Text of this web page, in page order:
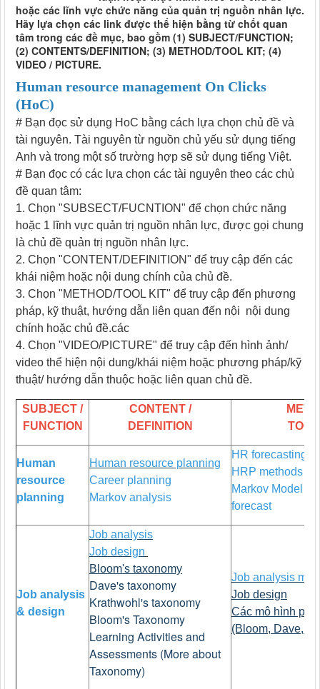
hoặc các lĩnh vực chức năng của quản trị nguồn nhân lực.
Hãy lựa chọn các link được thể hiện bằng từ chốt quan
tâm trong các đề mục, bao gồm (1) SUBJECT/FUNCTION;
(2) CONTENTS/DEFINITION; (3) METHOD/TOOL KIT; (4)
VIDEO / PICTURE.
Human resource management On Clicks
(HoC)
# Bạn đọc sử dụng HoC bằng cách lựa chọn chủ đề và
tài nguyên. Tài nguyên từ nguồn chủ yếu sử dụng tiếng
Anh và trong một số trường hợp sẽ sử dụng tiếng Việt.
# Bạn đọc có các lựa chọn các tài nguyên theo các chủ
đề quan tâm:
1. Chọn "SUBSECT/FUCNTION" để chọn chức năng
hoặc 1 lĩnh vực quản trị nguồn nhân lực, được gọi chung
là chủ đề quản trị nguồn nhân lực.
2. Chọn "CONTENT/DEFINITION" để truy cập đến các
khái niệm hoặc nội dung chính của chủ đề.
3. Chọn "METHOD/TOOL KIT" để truy cập đến phương
pháp, kỹ thuật, hướng dẫn liên quan đến nội nội dung
chính hoặc chủ đề.các
4. Chọn "VIDEO/PICTURE" để truy cập đến hình ảnh/
video thể hiện nội dung/khái niệm hoặc phương pháp/kỹ
thuật/ hướng dẫn thuộc hoặc liên quan chủ đề.
SUBJECT /
FUNCTION
CONTENT /
DEFINITION
Human
resource
planning
Human resource planning
Career planning
Markov analysis
HR forecasting
HRP methods
Markov Model
forecast
Job analysis
& design
Job analysis
Job design
Bloom's taxonomy
Dave's taxonomy
Krathwohl's taxonomy
Bloom's Taxonomy
Learning Activities and
Assessments (More about
Taxonomy)
Job analysis
Job design
Các mô hình
(Bloom, Dave,